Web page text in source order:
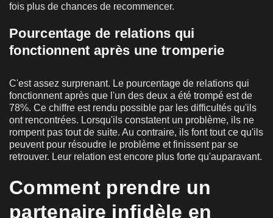
fois plus de chances de recommencer.
Pourcentage de relations qui
fonctionnent après une tromperie
C'est assez surprenant. Le pourcentage de relations qui
fonctionnent après que l'un des deux a été trompé est de
78%. Ce chiffre est rendu possible par les difficultés qu'ils
ont rencontrées. Lorsqu'ils constatent un problème, ils ne
rompent pas tout de suite. Au contraire, ils font tout ce qu'ils
peuvent pour résoudre le problème et finissent par se
retrouver. Leur relation est encore plus forte qu'auparavant.
Comment prendre un
partenaire infidèle en